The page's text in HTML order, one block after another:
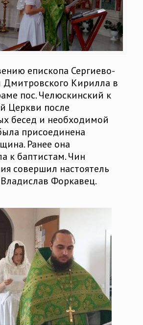
епископа Сергиево-
Дмитровского Кирилла в
пос. Челюскинский к
Церкви после
бесед и необходимой
присоединена
Ранее она
к баптистам. Чин
совершил настоятель
Форкавец.